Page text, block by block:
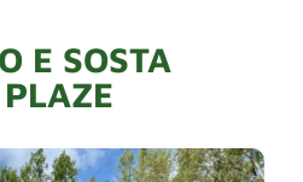
E SOSTA